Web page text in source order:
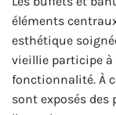
éléments
esthétique
vieillie participe à
fonctionnalité. À
sont exposés des